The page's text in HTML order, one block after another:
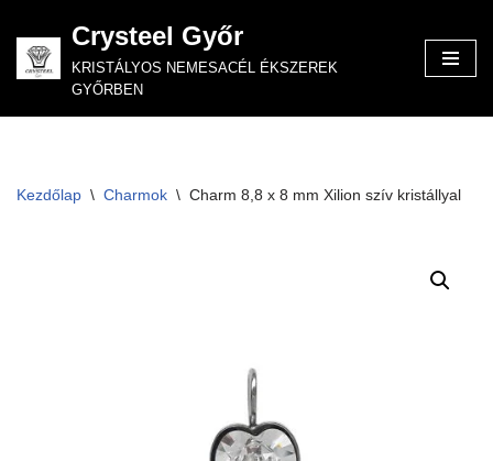
Skip
to
Crysteel Győr
KRISTÁLYOS NEMESACÉL ÉKSZEREK
GYŐRBEN
Kezdőlap \ Charmok \ Charm 8,8 x 8 mm Xilion szív kristállyal